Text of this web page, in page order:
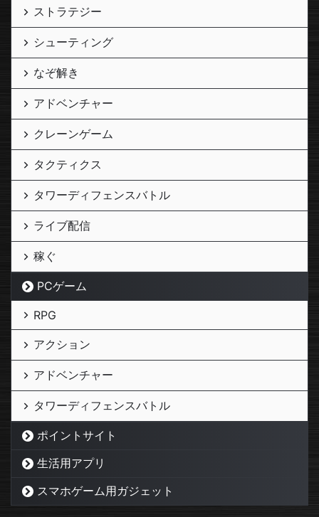
ストラテジー
シューティング
なぞ解き
アドベンチャー
クレーンゲーム
タクティクス
タワーディフェンスバトル
ライブ配信
稼ぐ
PCゲーム
RPG
アクション
アドベンチャー
タワーディフェンスバトル
ポイントサイト
生活用アプリ
スマホゲーム用ガジェット